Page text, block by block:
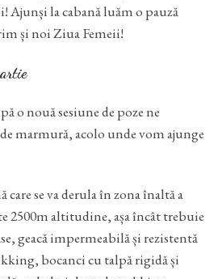
Ajunși la cabană luăm o pauză
și noi Ziua Femeii!
o nouă sesiune de poze ne
marmură, acolo unde vom ajunge
care se va derula în zona înaltă a
2500m altitudine, așa încât trebuie
geacă impermeabilă și rezistentă
bocanci cu talpă rigidă și